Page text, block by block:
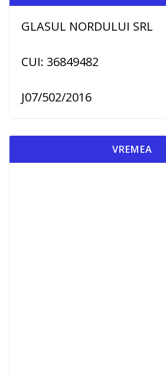
GLASUL NORDULUI SRL
CUI: 36849482
J07/502/2016
VREMEA